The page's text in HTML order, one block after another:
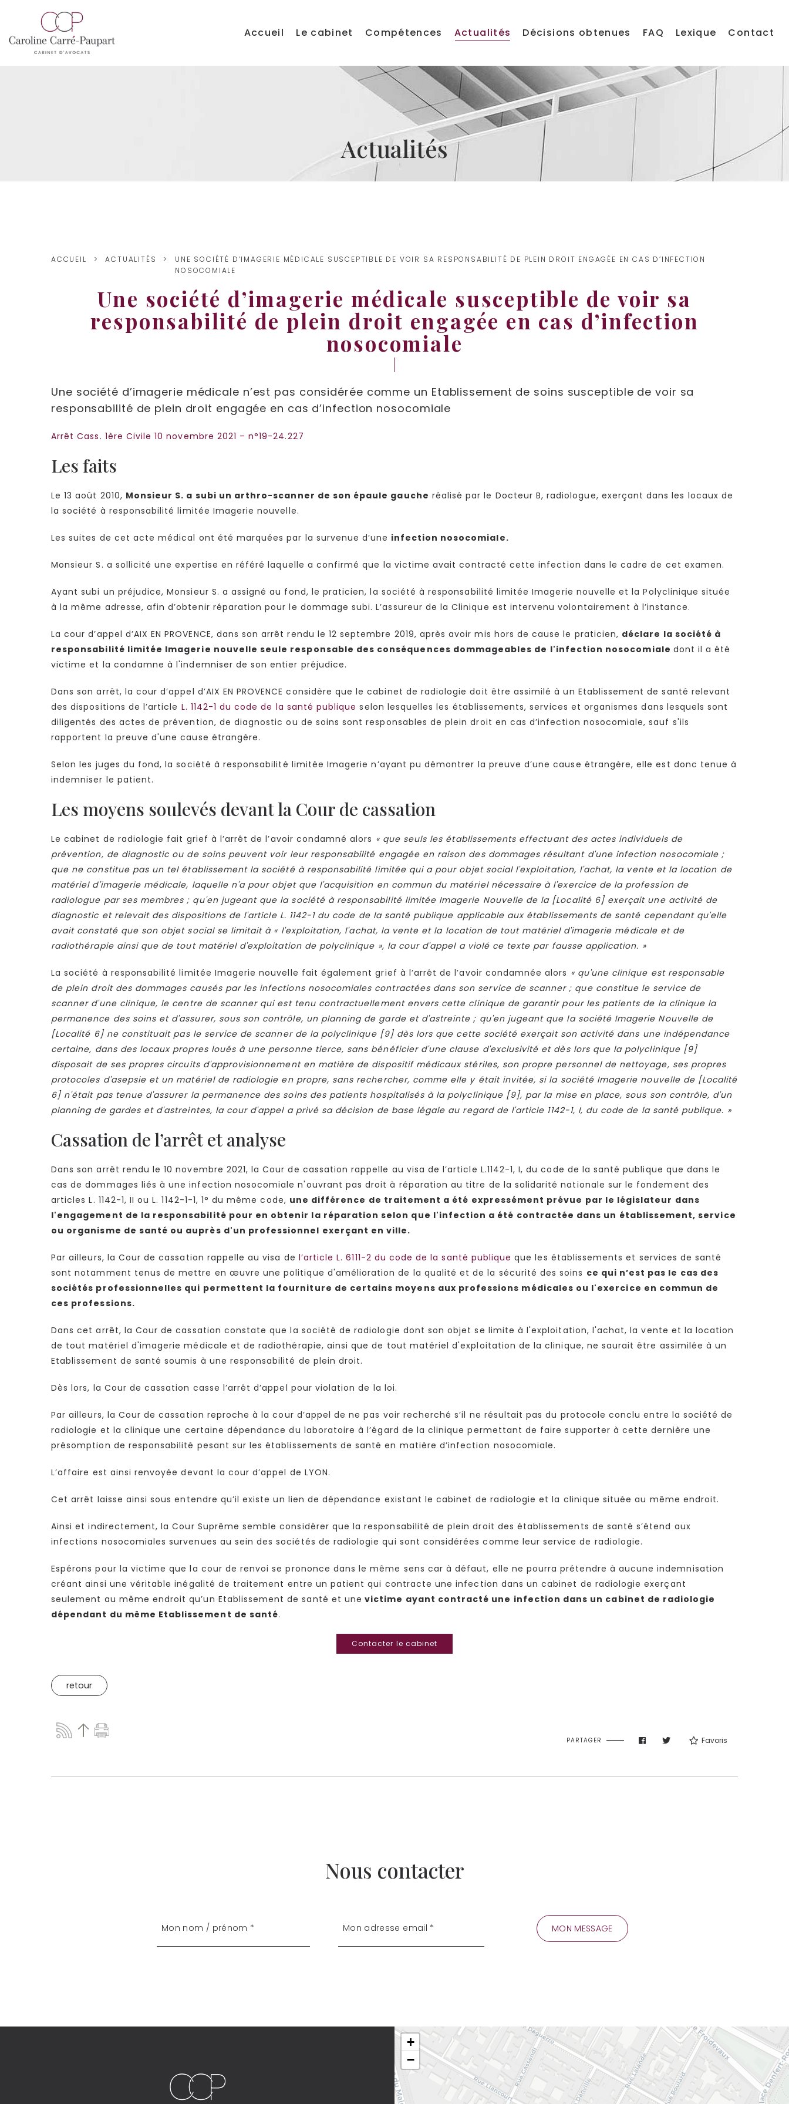
Accueil Le cabinet Compétences Actualités Décisions obtenues FAQ Lexique Contact
Actualités
ACCUEIL ACTUALITÉS
UNE SOCIÉTÉ D’IMAGERIE MÉDICALE SUSCEPTIBLE DE VOIR SA RESPONSABILITÉ DE PLEIN DROIT ENGAGÉE EN CAS D’INFECTION
NOSOCOMIALE
Une société d’imagerie médicale susceptible de voir sa
responsabilité de plein droit engagée en cas d’infection
nosocomiale
Une société d’imagerie médicale n’est pas considérée comme un Etablissement de soins susceptible de voir sa
responsabilité de plein droit engagée en cas d’infection nosocomiale
Arrêt Cass. 1ère Civile 10 novembre 2021 – n°19-24.227
Les faits
Le 13 août 2010, Monsieur S. a subi un arthro-scanner de son épaule gauche réalisé par le Docteur B, radiologue, exerçant dans les locaux de
la société à responsabilité limitée Imagerie nouvelle.
Les suites de cet acte médical ont été marquées par la survenue d’une infection nosocomiale.
Monsieur S. a sollicité une expertise en référé laquelle a confirmé que la victime avait contracté cette infection dans le cadre de cet examen.
Ayant subi un préjudice, Monsieur S. a assigné au fond, le praticien, la société à responsabilité limitée Imagerie nouvelle et la Polyclinique située
à la même adresse, afin d’obtenir réparation pour le dommage subi. L’assureur de la Clinique est intervenu volontairement à l’instance.
La cour d’appel d’AIX EN PROVENCE, dans son arrêt rendu le 12 septembre 2019, après avoir mis hors de cause le praticien, déclare la société à
responsabilité limitée Imagerie nouvelle seule responsable des conséquences dommageables de l'infection nosocomiale dont il a été
victime et la condamne à l'indemniser de son entier préjudice.
Dans son arrêt, la cour d’appel d’AIX EN PROVENCE considère que le cabinet de radiologie doit être assimilé à un Etablissement de santé relevant
des dispositions de l’article L. 1142-1 du code de la santé publique selon lesquelles les établissements, services et organismes dans lesquels sont
diligentés des actes de prévention, de diagnostic ou de soins sont responsables de plein droit en cas d’infection nosocomiale, sauf s'ils
rapportent la preuve d'une cause étrangère.
Selon les juges du fond, la société à responsabilité limitée Imagerie n’ayant pu démontrer la preuve d’une cause étrangère, elle est donc tenue à
indemniser le patient.
Les moyens soulevés devant la Cour de cassation
Le cabinet de radiologie fait grief à l’arrêt de l’avoir condamné alors « que seuls les établissements effectuant des actes individuels de
prévention, de diagnostic ou de soins peuvent voir leur responsabilité engagée en raison des dommages résultant d'une infection nosocomiale ;
que ne constitue pas un tel établissement la société à responsabilité limitée qui a pour objet social l'exploitation, l'achat, la vente et la location de
matériel d'imagerie médicale, laquelle n'a pour objet que l'acquisition en commun du matériel nécessaire à l'exercice de la profession de
radiologue par ses membres ; qu'en jugeant que la société à responsabilité limitée Imagerie Nouvelle de la [Localité 6] exerçait une activité de
diagnostic et relevait des dispositions de l'article L. 1142-1 du code de la santé publique applicable aux établissements de santé cependant qu'elle
avait constaté que son objet social se limitait à « l'exploitation, l'achat, la vente et la location de tout matériel d'imagerie médicale et de
radiothérapie ainsi que de tout matériel d'exploitation de polyclinique », la cour d'appel a violé ce texte par fausse application. »
La société à responsabilité limitée Imagerie nouvelle fait également grief à l’arrêt de l’avoir condamnée alors « qu'une clinique est responsable
de plein droit des dommages causés par les infections nosocomiales contractées dans son service de scanner ; que constitue le service de
scanner d'une clinique, le centre de scanner qui est tenu contractuellement envers cette clinique de garantir pour les patients de la clinique la
permanence des soins et d'assurer, sous son contrôle, un planning de garde et d'astreinte ; qu'en jugeant que la société Imagerie Nouvelle de
[Localité 6] ne constituait pas le service de scanner de la polyclinique [9] dès lors que cette société exerçait son activité dans une indépendance
certaine, dans des locaux propres loués à une personne tierce, sans bénéficier d'une clause d'exclusivité et dès lors que la polyclinique [9]
disposait de ses propres circuits d'approvisionnement en matière de dispositif médicaux stériles, son propre personnel de nettoyage, ses propres
protocoles d'asepsie et un matériel de radiologie en propre, sans rechercher, comme elle y était invitée, si la société Imagerie nouvelle de [Localité
6] n'était pas tenue d'assurer la permanence des soins des patients hospitalisés à la polyclinique [9], par la mise en place, sous son contrôle, d'un
planning de gardes et d'astreintes, la cour d'appel a privé sa décision de base légale au regard de l'article 1142-1, I, du code de la santé publique. »
Cassation de l’arrêt et analyse
Dans son arrêt rendu le 10 novembre 2021, la Cour de cassation rappelle au visa de l’article L.1142-1, I, du code de la santé publique que dans le
cas de dommages liés à une infection nosocomiale n'ouvrant pas droit à réparation au titre de la solidarité nationale sur le fondement des
articles L. 1142-1, II ou L. 1142-1-1, 1° du même code, une différence de traitement a été expressément prévue par le législateur dans
l'engagement de la responsabilité pour en obtenir la réparation selon que l'infection a été contractée dans un établissement, service
ou organisme de santé ou auprès d'un professionnel exerçant en ville.
Par ailleurs, la Cour de cassation rappelle au visa de l’article L. 6111-2 du code de la santé publique que les établissements et services de santé
sont notamment tenus de mettre en œuvre une politique d'amélioration de la qualité et de la sécurité des soins ce qui n’est pas le cas des
sociétés professionnelles qui permettent la fourniture de certains moyens aux professions médicales ou l'exercice en commun de
ces professions.
Dans cet arrêt, la Cour de cassation constate que la société de radiologie dont son objet se limite à l'exploitation, l'achat, la vente et la location
de tout matériel d'imagerie médicale et de radiothérapie, ainsi que de tout matériel d'exploitation de la clinique, ne saurait être assimilée à un
Etablissement de santé soumis à une responsabilité de plein droit.
Dès lors, la Cour de cassation casse l’arrêt d’appel pour violation de la loi.
Par ailleurs, la Cour de cassation reproche à la cour d’appel de ne pas voir recherché s’il ne résultait pas du protocole conclu entre la société de
radiologie et la clinique une certaine dépendance du laboratoire à l’égard de la clinique permettant de faire supporter à cette dernière une
présomption de responsabilité pesant sur les établissements de santé en matière d’infection nosocomiale.
L’affaire est ainsi renvoyée devant la cour d’appel de LYON.
Cet arrêt laisse ainsi sous entendre qu’il existe un lien de dépendance existant le cabinet de radiologie et la clinique située au même endroit.
Ainsi et indirectement, la Cour Suprême semble considérer que la responsabilité de plein droit des établissements de santé s’étend aux
infections nosocomiales survenues au sein des sociétés de radiologie qui sont considérées comme leur service de radiologie.
Espérons pour la victime que la cour de renvoi se prononce dans le même sens car à défaut, elle ne pourra prétendre à aucune indemnisation
créant ainsi une véritable inégalité de traitement entre un patient qui contracte une infection dans un cabinet de radiologie exerçant
seulement au même endroit qu’un Etablissement de santé et une victime ayant contracté une infection dans un cabinet de radiologie
dépendant du même Etablissement de santé.
Contacter le cabinet
retour
PARTAGER Favoris
Nous contacter
+
−